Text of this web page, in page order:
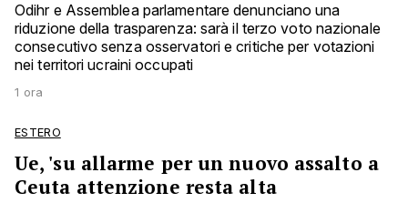
Odihr e Assemblea parlamentare denunciano una
riduzione della trasparenza: sarà il terzo voto nazionale
consecutivo senza osservatori e critiche per votazioni
nei territori ucraini occupati
1 ora
ESTERO
Ue, 'su allarme per un nuovo assalto a
Ceuta attenzione resta alta